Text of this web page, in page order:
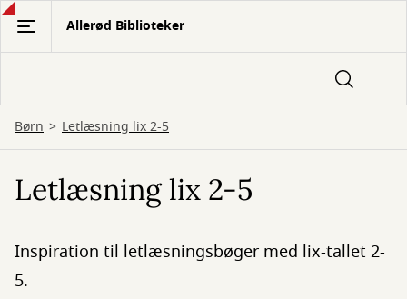
Gå
hovedindhold
Allerød Biblioteker
Børn Letlæsning lix 2-5
Letlæsning lix 2-5
Inspiration til letlæsningsbøger med lix-tallet 2-
5.